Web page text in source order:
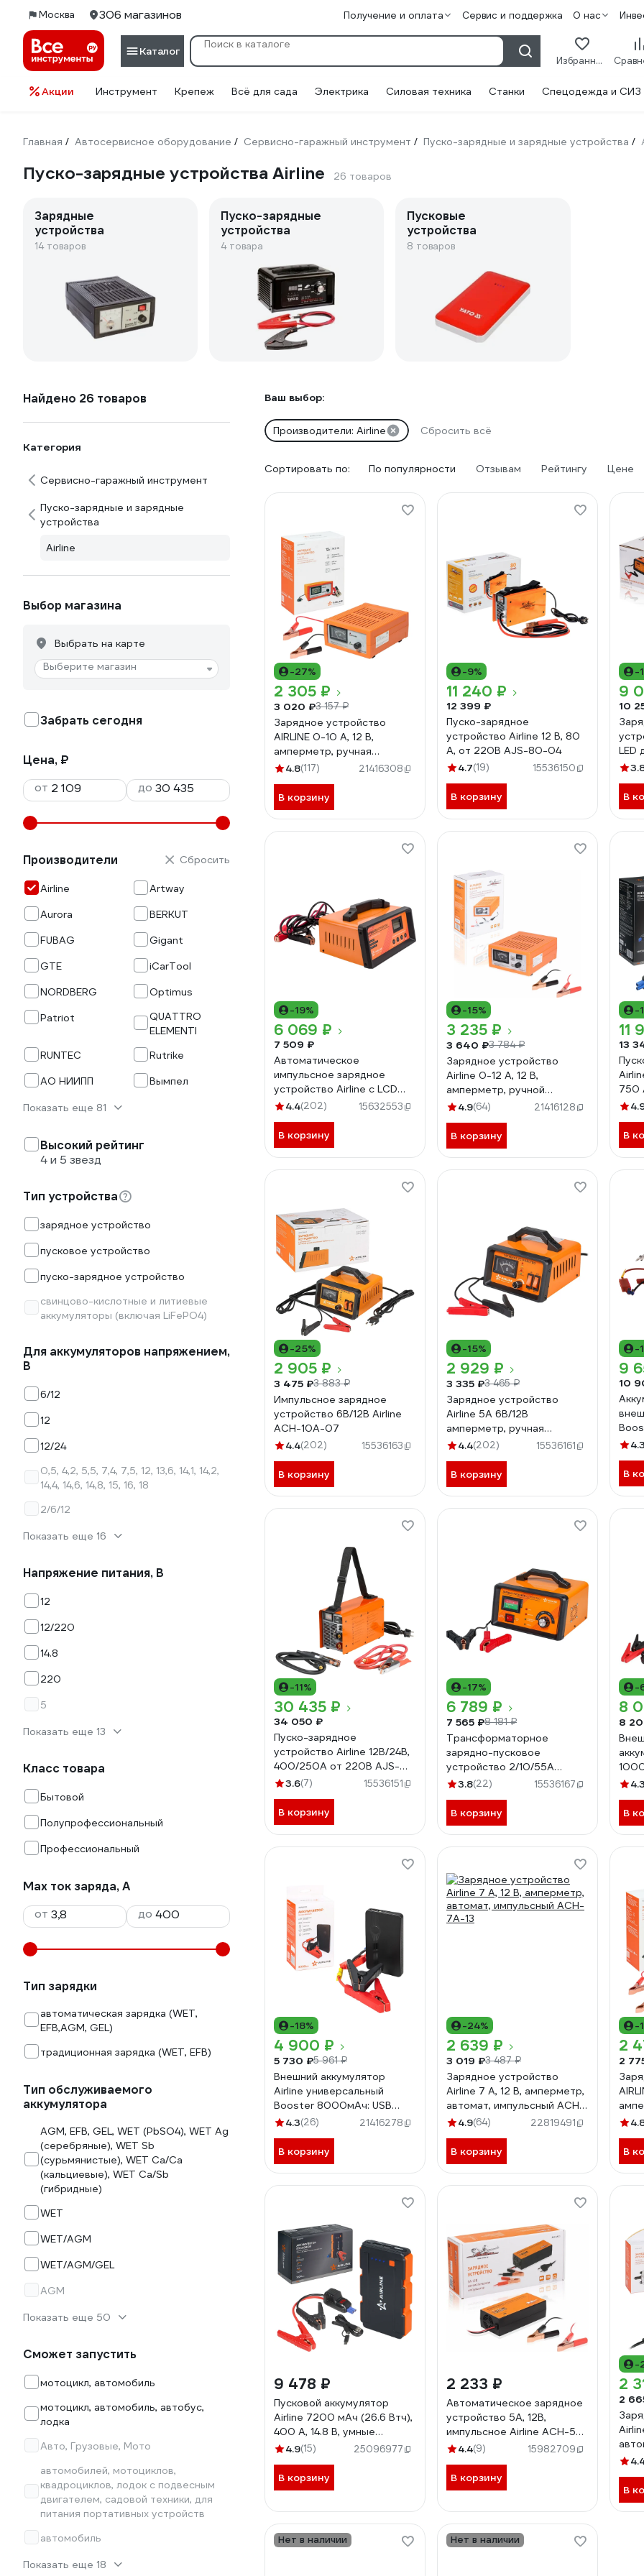
Москва 306 магазинов Получение и оплата Сервис и поддержка О нас
Каталог
Избранное
Акции Инструмент Крепеж Всё для сада Электрика Силовая техника Станки Спецодежда и СИЗ
Главная / Автосервисное оборудование / Сервисно-гаражный инструмент / Пуско-зарядные и зарядные устройства /
Пуско-зарядные устройства Airline 26 товаров
Зарядные
устройства
14 товаров
Пуско-зарядные
устройства
4 товара
Пусковые
устройства
8 товаров
Найдено 26 товаров
Категория
Сервисно-гаражный инструмент
Пуско-зарядные и зарядные
устройства
Airline
Выбор магазина
Выбрать на карте
Выберите магазин
Забрать сегодня
Цена, ₽
от
до
Производители
Airline
Artway
Aurora
BERKUT
FUBAG
Gigant
GTE
iCarTool
NORDBERG
Optimus
Patriot
QUATTRO
ELEMENTI
RUNTEC
Rutrike
АО НИИПП
Вымпел
Показать еще 81
Сбросить
Высокий рейтинг
4 и 5 звезд
Тип устройства
зарядное устройство
пусковое устройство
пуско-зарядное устройство
свинцово-кислотные и литиевые
аккумуляторы (включая LiFePO4)
Для аккумуляторов напряжением,
В
6/12
12
12/24
0,5, 4,2, 5,5, 7,4, 7,5, 12, 13,6, 14,1, 14,2,
14,4, 14,6, 14,8, 15, 16, 18
2/6/12
Показать еще 16
Напряжение питания, В
12
12/220
14.8
220
5
Показать еще 13
Класс товара
Бытовой
Полупрофессиональный
Профессиональный
Max ток заряда, А
от
до
Тип зарядки
автоматическая зарядка (WET,
EFB,AGM, GEL)
традиционная зарядка (WET, EFB)
Тип обслуживаемого
аккумулятора
AGM, EFB, GEL, WET (PbSO4), WET Ag
(серебряные), WET Sb
(сурьмянистые), WET Сa/Ca
(кальциевые), WET Сa/Sb
(гибридные)
WET
WET/AGM
WET/AGM/GEL
AGM
Показать еще 50
Сможет запустить
мотоцикл, автомобиль
мотоцикл, автомобиль, автобус,
лодка
Авто, Грузовые, Мото
автомобилей, мотоциклов,
квадроциклов, лодок с подвесным
двигателем, садовой техники, для
питания портативных устройств
автомобиль
Показать еще 18
Ваш выбор:
Производители: Airline Сбросить всё
Сортировать по: По популярности Отзывам Рейтингу Цене
-27%
2 305 ₽
3 020 ₽3 157 ₽
Зарядное устройство
AIRLINE 0-10 А, 12 В,
амперметр, ручная
регулировка зарядного
18
4.8(117) 21416308
В корзину
-9%
11 240 ₽
12 399 ₽
Пуско-зарядное
устройство Airline 12 В, 80
А, от 220В AJS-80-04
4.7(19) 15536150
В корзину
-
9
10
LED
В
-19%
6 069 ₽
7 509 ₽
Автоматическое
импульсное зарядное
устройство Airline с LCD
дисплеем 5/10/15/20А 12В
4.4(202) 15632553
В корзину
-15%
3 235 ₽
3 640 ₽3 784 ₽
Зарядное устройство
Airline 0-12 А, 12 В,
амперметр, ручной
регулятор, импульсное, 3
12A-14
4.9(64) 21416128
В корзину
-
11
13
750
В
-25%
2 905 ₽
3 475 ₽3 883 ₽
Импульсное зарядное
устройство 6В/12В Airline
ACH-10A-07
4.4(202) 15536163
В корзину
-15%
2 929 ₽
3 335 ₽3 465 ₽
Зарядное устройство
Airline 5А 6В/12В
амперметр, ручная
регулировка зарядного
06
4.4(202) 15536161
В корзину
-
9
10
5V4.3
В
-11%
30 435 ₽
34 050 ₽
Пуско-зарядное
устройство Airline 12В/24В,
400/250А от 220В AJS-
400-02
3.6(7) 15536151
В корзину
-17%
6 789 ₽
7 565 ₽8 181 ₽
Трансформаторное
зарядно-пусковое
устройство 2/10/55А
6В/12В Airline AJS-55-05
3.8(22) 15536167
В корзину
-
8
8
4.3
В
-18%
4 900 ₽
5 730 ₽5 961 ₽
Внешний аккумулятор
Airline универсальный
Booster 8000мАч: USB
5V/2A, пуск ДВС 350А,
4.3(26) 21416278
В корзину
-24%
2 639 ₽
3 019 ₽3 487 ₽
Зарядное устройство
Airline 7 А, 12 В, амперметр,
автомат, импульсный ACH-
7A-13
4.9(64) 22819491
В корзину
-
2
2
17
В
9 478 ₽
Пусковой аккумулятор
Airline 7200 мАч (26.6 Втч),
400 А, 14.8 В, умные
провода, пуск ДВС 2.4d
4.9(15) 25096977
В корзину
2 233 ₽
Автоматическое зарядное
устройство 5А, 12В,
импульсное Airline ACH-5A-
11 4.4(9) 15982709
В корзину
-
2
2
В
Нет в наличии Нет в наличии